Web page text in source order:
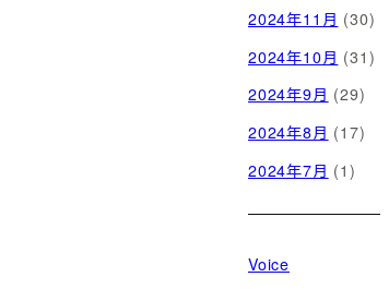
2024年11月 (30)
2024年10月 (31)
2024年9月 (29)
2024年8月 (17)
2024年7月 (1)
Voice